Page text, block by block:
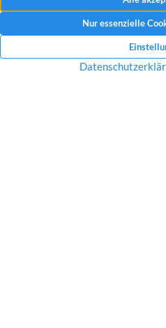
Mit dem Absenden Ihrer Anfrage erklären
und Verwendung Ihrer angegebenen